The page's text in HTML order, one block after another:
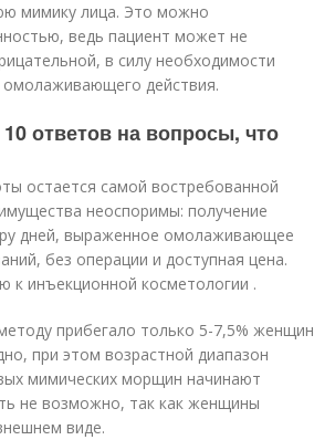
мимику лица. Это можно
ведь пациент может не
в силу необходимости
действия.
ответов на вопросы, что
остается самой востребованной
неоспоримы: получение
дней, выраженное омолаживающее
без операции и доступная цена.
инъекционной косметологии .
прибегало только 5-7,5% женщин
при этом возрастной диапазон
мимических морщин начинают
не возможно, так как женщины
виде.